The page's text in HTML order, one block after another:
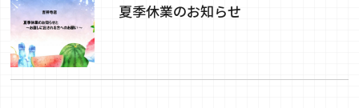
夏季休業のお知らせ